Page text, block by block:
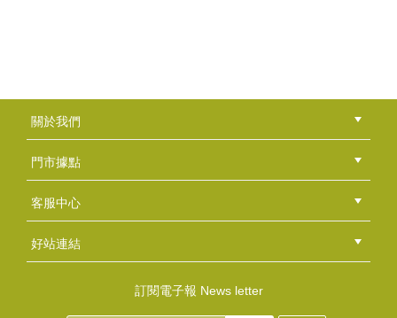
『不但要皂實用，更要讓皂好看，期望能把手工皂帶進藝...
劉娟娟老師
"手作。手工皂---是一種讓自己快樂成就的美學藝術...
關於我們
公司簡介
品牌故事
最新消息
隱私權聲明
版權聲明
門市據點
總部
北區
中區
南區
東區
海外
客服中心
會員等級
購物流程
訂單查詢
常見問題
海外訂購流程
連絡我們
下載專區
紅利點數
好站連結
訂閱電子報 News letter